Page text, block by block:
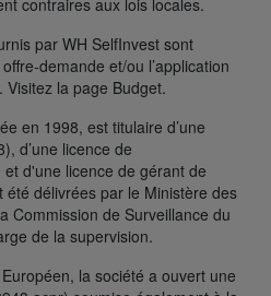
contraires aux lois locales.
par WH SelfInvest sont
demande et/ou l’application
Visitez la page Budget.
en 1998, est titulaire d’une
d’une licence de
d'une licence de gérant de
délivrées par le Ministère des
Commission de Surveillance du
de la supervision.
la société a ouvert une